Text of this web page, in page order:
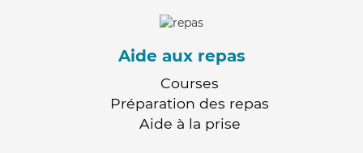
Aide aux repas
Courses
Préparation des repas
Aide à la prise